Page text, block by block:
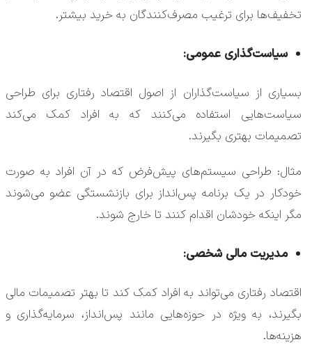
تخفیف‌ها برای ترغیب مصرف‌کنندگان به خرید بیشتر.
سیاست‌گذاری عمومی:
بسیاری از سیاست‌گذاران از اصول اقتصاد رفتاری برای طراحی
سیاست‌هایی استفاده می‌کنند که به افراد کمک می‌کند
تصمیمات بهتری بگیرند.
مثال: طراحی سیستم‌های پیش‌فرض که در آن افراد به صورت
خودکار در یک برنامه پس‌انداز برای بازنشستگی عضو می‌شوند
مگر اینکه خودشان اقدام کنند تا خارج شوند.
مدیریت مالی شخصی:
اقتصاد رفتاری می‌تواند به افراد کمک کند تا بهتر تصمیمات مالی
بگیرند، به ویژه در حوزه‌هایی مانند پس‌انداز، سرمایه‌گذاری و
هزینه‌ها.